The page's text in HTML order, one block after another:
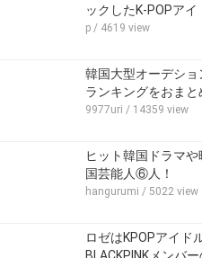
ックしたK-POPアイ
p / 4619 view
韓国大型オーデショ
ランキングをおま
9977uri / 14359 view
ヒット韓国ドラマ
国芸能人⑥人！
hangurumi / 5022 view
ロゼはKPOPアイド
BLACKPINKメンバ